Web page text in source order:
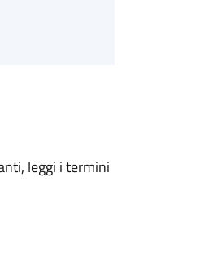
leggi i termini